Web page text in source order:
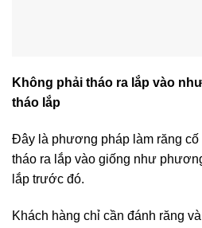
Không phải tháo ra lắp vào
tháo lắp
Đây là phương pháp làm răng cố
tháo ra lắp vào giống như
lắp trước đó.
Khách hàng chỉ cần đánh răng